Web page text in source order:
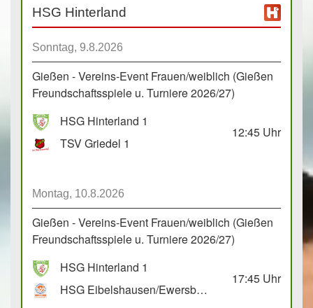
HSG Hinterland
Sonntag, 9.8.2026
Gießen - Vereins-Event Frauen/weiblich (Gießen
Freundschaftsspiele u. Turniere 2026/27)
HSG Hinterland 1
TSV Griedel 1
12:45 Uhr
Montag, 10.8.2026
Gießen - Vereins-Event Frauen/weiblich (Gießen
Freundschaftsspiele u. Turniere 2026/27)
HSG Hinterland 1
HSG Eibelshausen/Ewersbach GbR 2
17:45 Uhr